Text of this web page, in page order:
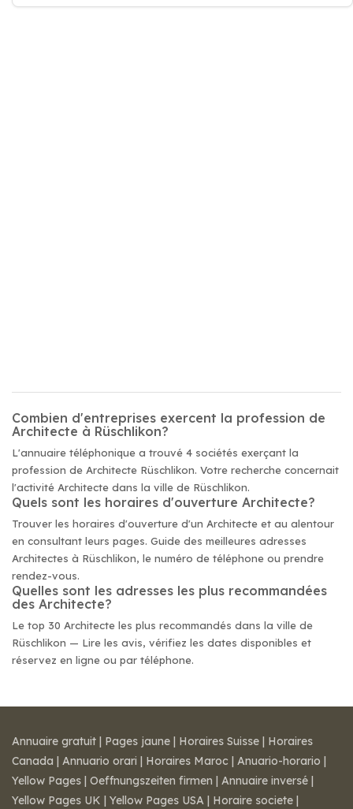
Combien d'entreprises exercent la profession de
Architecte à Rüschlikon?
L'annuaire téléphonique a trouvé 4 sociétés exerçant la
profession de Architecte Rüschlikon. Votre recherche concernait
l'activité Architecte dans la ville de Rüschlikon.
Quels sont les horaires d'ouverture Architecte?
Trouver les horaires d'ouverture d'un Architecte et au alentour
en consultant leurs pages. Guide des meilleures adresses
Architectes à Rüschlikon, le numéro de téléphone ou prendre
rendez-vous.
Quelles sont les adresses les plus recommandées
des Architecte?
Le top 30 Architecte les plus recommandés dans la ville de
Rüschlikon — Lire les avis, vérifiez les dates disponibles et
réservez en ligne ou par téléphone.
Annuaire gratuit | Pages jaune | Horaires Suisse | Horaires
Canada | Annuario orari | Horaires Maroc | Anuario-horario |
Yellow Pages | Oeffnungszeiten firmen | Annuaire inversé |
Yellow Pages UK | Yellow Pages USA | Horaire societe |